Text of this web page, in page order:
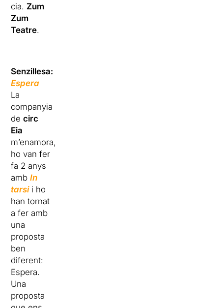
cia.Zum
Zum
Teatre.
Senzillesa:
Espera
La
companyia
decirc
Eia
m’enamora,
ho van fer
fa 2 anys
ambIn
tarsii ho
han tornat
a fer amb
una
proposta
ben
diferent:
Espera.
Una
proposta